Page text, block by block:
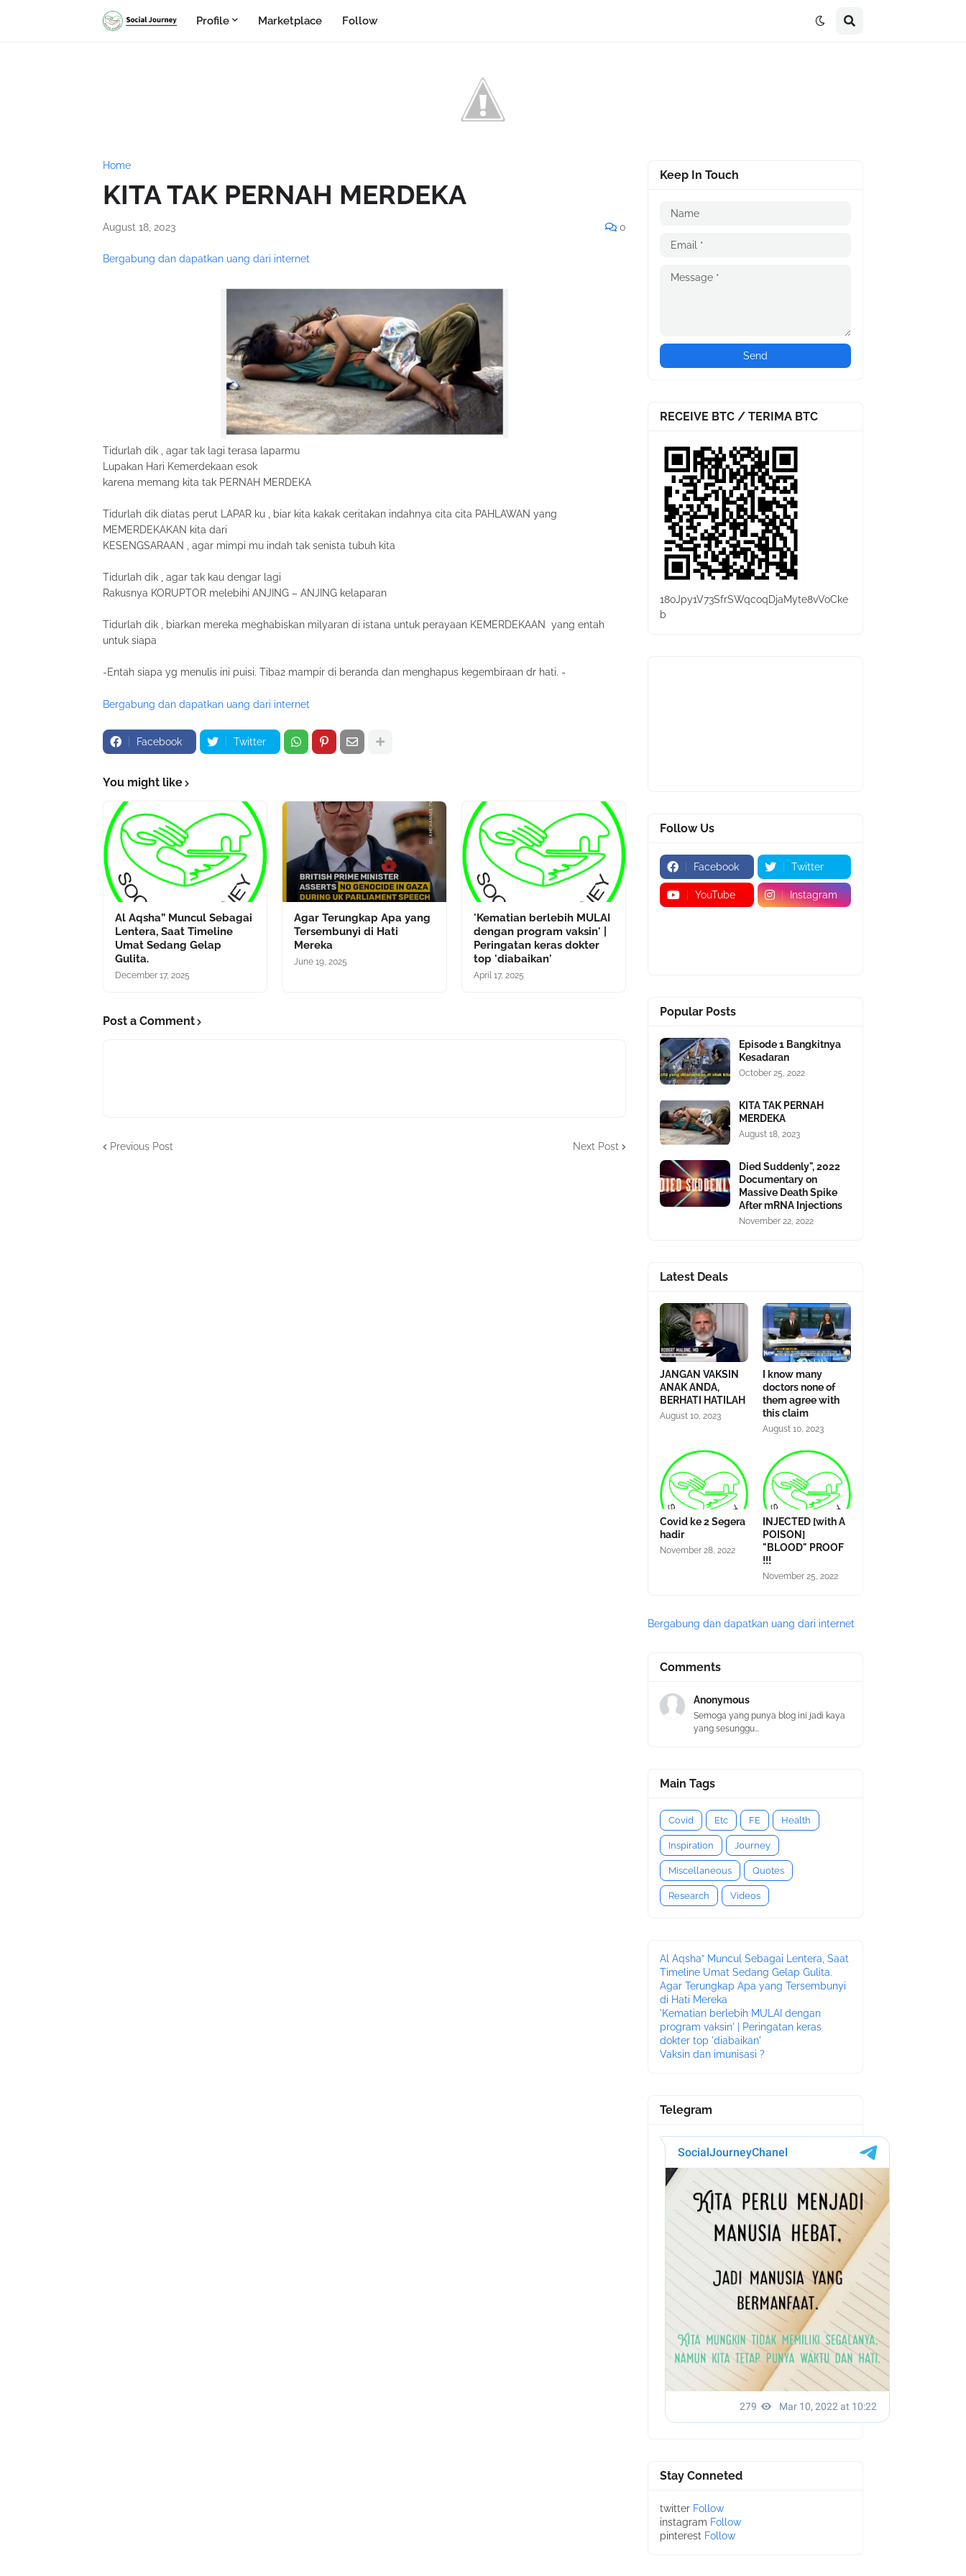
Profile Marketplace Follow
Home
KITA TAK PERNAH MERDEKA
August 18, 2023 0
Bergabung dan dapatkan uang dari internet
Tidurlah dik , agar tak lagi terasa laparmu
Lupakan Hari Kemerdekaan esok
karena memang kita tak PERNAH MERDEKA
Tidurlah dik diatas perut LAPAR ku , biar kita kakak ceritakan indahnya cita cita PAHLAWAN yang
MEMERDEKAKAN kita dari
KESENGSARAAN , agar mimpi mu indah tak senista tubuh kita
Tidurlah dik , agar tak kau dengar lagi
Rakusnya KORUPTOR melebihi ANJING – ANJING kelaparan
Tidurlah dik , biarkan mereka meghabiskan milyaran di istana untuk perayaan KEMERDEKAAN yang entah
untuk siapa
-Entah siapa yg menulis ini puisi. Tiba2 mampir di beranda dan menghapus kegembiraan dr hati. -
Bergabung dan dapatkan uang dari internet
Facebook Twitter
You might like
Al Aqsha” Muncul Sebagai
Lentera, Saat Timeline
Umat Sedang Gelap
Gulita.
December 17, 2025
Agar Terungkap Apa yang
Tersembunyi di Hati
Mereka
June 19, 2025
'Kematian berlebih MULAI
dengan program vaksin' |
Peringatan keras dokter
top 'diabaikan'
April 17, 2025
Post a Comment
Previous Post Next Post
Keep In Touch
RECEIVE BTC / TERIMA BTC
18oJpy1V73SfrSWqcoqDjaMyte8vVoCke
b
Follow Us
Facebook Twitter
YouTube Instagram
Popular Posts
Episode 1 Bangkitnya
Kesadaran
October 25, 2022
KITA TAK PERNAH
MERDEKA
August 18, 2023
Died Suddenly", 2022
Documentary on
Massive Death Spike
After mRNA Injections
November 22, 2022
Latest Deals
JANGAN VAKSIN
ANAK ANDA,
BERHATI HATILAH
August 10, 2023
I know many
doctors none of
them agree with
this claim
August 10, 2023
Covid ke 2 Segera
hadir
November 28, 2022
INJECTED [with A
POISON]
"BLOOD" PROOF
!!!
November 25, 2022
Bergabung dan dapatkan uang dari internet
Comments
Anonymous
Semoga yang punya blog ini jadi kaya
yang sesunggu...
Main Tags
Covid Etc FE Health
Inspiration Journey
Miscellaneous Quotes
Research Videos
Al Aqsha” Muncul Sebagai Lentera, Saat
Timeline Umat Sedang Gelap Gulita.
Agar Terungkap Apa yang Tersembunyi
di Hati Mereka
'Kematian berlebih MULAI dengan
program vaksin' | Peringatan keras
dokter top 'diabaikan'
Vaksin dan imunisasi ?
Telegram
Stay Conneted
twitter Follow
instagram Follow
pinterest Follow